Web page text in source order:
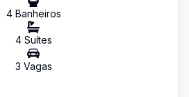
4Banheiros
4Suítes
3 Vagas